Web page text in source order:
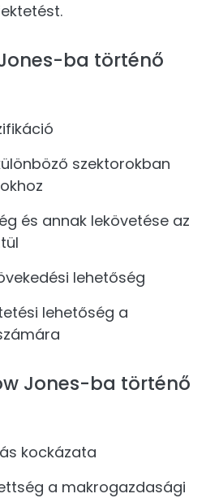
ba történő
szektorokban
és annak lekövetése az
lehetőség
lehetőség a
Jones-ba történő
kockázata
a makrogazdasági